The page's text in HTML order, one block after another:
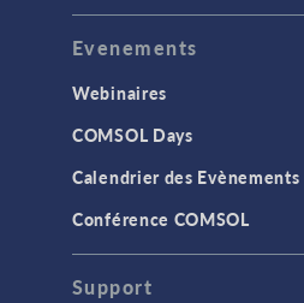
Evenements
Webinaires
COMSOL Days
Calendrier des Evènements
Conférence COMSOL
Support